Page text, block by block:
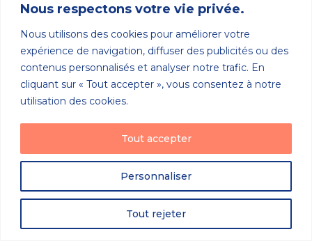
Nous respectons votre vie privée.
Nous utilisons des cookies pour améliorer votre
expérience de navigation, diffuser des publicités ou des
contenus personnalisés et analyser notre trafic. En
cliquant sur « Tout accepter », vous consentez à notre
utilisation des cookies.
Personnaliser
Tout rejeter
Tout accepter